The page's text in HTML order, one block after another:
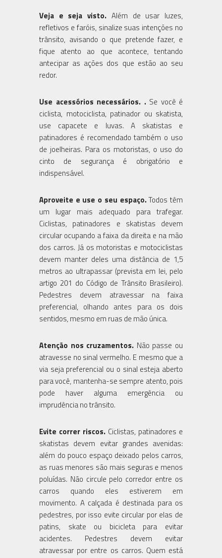
Veja e seja visto. Além de usar luzes,
refletivos e faróis, sinalize suas intenções no
trânsito, avisando o que pretende fazer, e
fique atento ao que acontece, tentando
antecipar as ações dos que estão ao seu
redor.
Use acessórios necessários. . Se você é
ciclista, motociclista, patinador ou skatista,
use capacete e luvas. A skatistas e
patinadores é recomendado também o uso
de joelheiras. Para os motoristas, o uso do
cinto de segurança é obrigatório e
indispensável.
Aproveite e use o seu espaço.Todos têm
um lugar mais adequado para trafegar.
Ciclistas, patinadores e skatistas devem
circular ocupando a faixa da direita e na mão
dos carros. Já os motoristas e motociclistas
devem manter deles uma distância de 1,5
metros ao ultrapassar (prevista em lei, pelo
artigo 201 do Código de Trânsito Brasileiro).
Pedestres devem atravessar na faixa
preferencial, olhando antes para os dois
sentidos, mesmo em ruas de mão única.
Atenção nos cruzamentos. Não passe ou
atravesse no sinal vermelho. E mesmo que a
via seja preferencial ou o sinal esteja aberto
para você, mantenha-se sempre atento, pois
pode haver alguma emergência ou
imprudência no trânsito.
Evite correr riscos. Ciclistas, patinadores e
skatistas devem evitar grandes avenidas:
além do pouco espaço deixado pelos carros,
as ruas menores são mais seguras e menos
poluídas. Não circule pelo corredor entre os
carros quando eles estiverem em
movimento. A calçada é destinada para os
pedestres, por isso evite circular por elas de
patins, skate ou bicicleta para evitar
acidentes. Pedestres devem evitar
atravessar por entre os carros. Quem está